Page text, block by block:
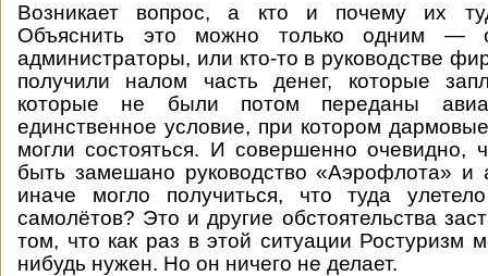
Возникает вопрос, а кто и почему их
Объяснить это можно только одним —
администраторы, или кто-то в руководстве
получили налом часть денег, которые
которые не были потом переданы
единственное условие, при котором
могли состояться. И совершенно очевидно,
быть замешано руководство «Аэрофлота» и
иначе могло получиться, что туда
самолётов? Это и другие обстоятельства
том, что как раз в этой ситуации Ростуризм
нибудь нужен. Но он ничего не делает.